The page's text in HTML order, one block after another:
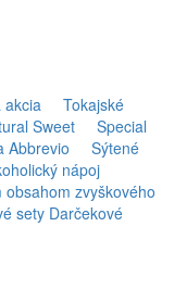
Tokajské
Sweet
Special
Abbrevio
Sýtené
nápoj
zvyškového
sety Darčekové